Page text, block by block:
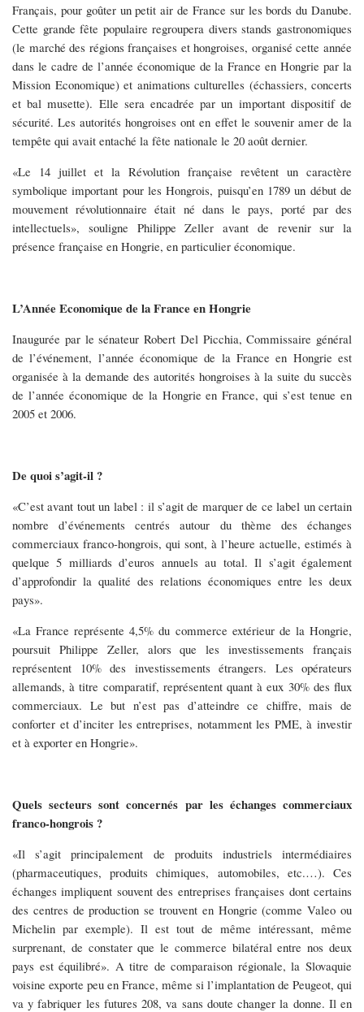
Français, pour goûter un petit air de France sur les bords du Danube.
Cette grande fête populaire regroupera divers stands gastronomiques
(le marché des régions françaises et hongroises, organisé cette année
dans le cadre de l’année économique de la France en Hongrie par la
Mission Economique) et animations culturelles (échassiers, concerts
et bal musette). Elle sera encadrée par un important dispositif de
sécurité. Les autorités hongroises ont en effet le souvenir amer de la
tempête qui avait entaché la fête nationale le 20 août dernier.
«Le 14 juillet et la Révolution française revêtent un caractère
symbolique important pour les Hongrois, puisqu’en 1789 un début de
mouvement révolutionnaire était né dans le pays, porté par des
intellectuels», souligne Philippe Zeller avant de revenir sur la
présence française en Hongrie, en particulier économique.
L’Année Economique de la France en Hongrie
Inaugurée par le sénateur Robert Del Picchia, Commissaire général
de l’événement, l’année économique de la France en Hongrie est
organisée à la demande des autorités hongroises à la suite du succès
de l’année économique de la Hongrie en France, qui s’est tenue en
2005 et 2006.
De quoi s’agit-il ?
«C’est avant tout un label : il s’agit de marquer de ce label un certain
nombre d’événements centrés autour du thème des échanges
commerciaux franco-hongrois, qui sont, à l’heure actuelle, estimés à
quelque 5 milliards d’euros annuels au total. Il s’agit également
d’approfondir la qualité des relations économiques entre les deux
pays».
«La France représente 4,5% du commerce extérieur de la Hongrie,
poursuit Philippe Zeller, alors que les investissements français
représentent 10% des investissements étrangers. Les opérateurs
allemands, à titre comparatif, représentent quant à eux 30% des flux
commerciaux. Le but n’est pas d’atteindre ce chiffre, mais de
conforter et d’inciter les entreprises, notamment les PME, à investir
et à exporter en Hongrie».
Quels secteurs sont concernés par les échanges commerciaux
franco-hongrois ?
«Il s’agit principalement de produits industriels intermédiaires
(pharmaceutiques, produits chimiques, automobiles, etc.…). Ces
échanges impliquent souvent des entreprises françaises dont certains
des centres de production se trouvent en Hongrie (comme Valeo ou
Michelin par exemple). Il est tout de même intéressant, même
surprenant, de constater que le commerce bilatéral entre nos deux
pays est équilibré». A titre de comparaison régionale, la Slovaquie
voisine exporte peu en France, même si l’implantation de Peugeot, qui
va y fabriquer les futures 208, va sans doute changer la donne. Il en